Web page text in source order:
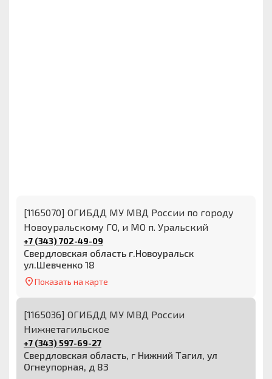
[1165070] ОГИБДД МУ МВД России по городу
Новоуральскому ГО, и МО п. Уральский
+7 (343) 702-49-09
Свердловская область г.Новоуральск
ул.Шевченко 18
Показать на карте
[1165036] ОГИБДД МУ МВД России
Нижнетагильское
+7 (343) 597-69-27
Свердловская область, г Нижний Тагил, ул
Огнеупорная, д 83